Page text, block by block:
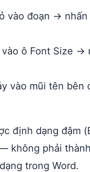
vào đoạn → nhấn
ô Font Size →
vào mũi tên bên
định dạng đậm
không phải
trong Word.